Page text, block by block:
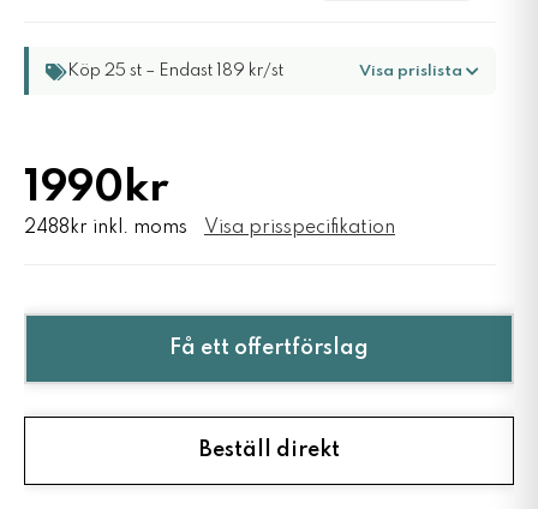
Köp 25 st – Endast 189 kr/st Visa prislista
1990kr
2488kr inkl. moms Visa prisspecifikation
Få ett offertförslag
Beställ direkt